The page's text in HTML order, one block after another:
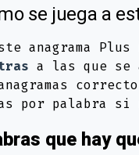
se juega a
anagrama
a las que se
por palabra si
que hay